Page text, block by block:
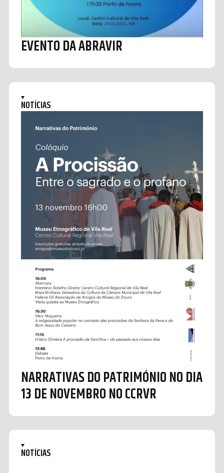
EVENTO DA ABRAVIR
NOTÍCIAS
NARRATIVAS DO PATRIMÓNIO NO DIA
13 DE NOVEMBRO NO CCRVR
NOTÍCIAS